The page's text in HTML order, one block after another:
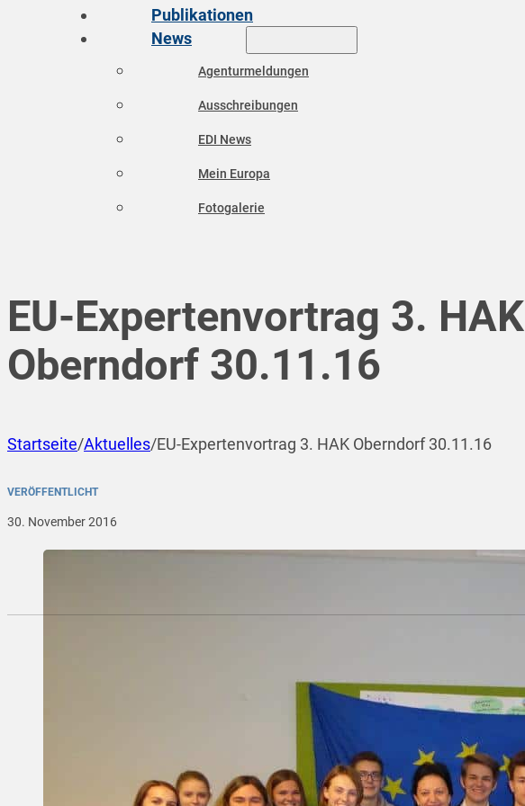
Publikationen
News
Agenturmeldungen
Ausschreibungen
EDI News
Mein Europa
Fotogalerie
EU-Expertenvortrag 3. HAK
Oberndorf 30.11.16
Startseite/Aktuelles/EU-Expertenvortrag 3. HAK Oberndorf 30.11.16
VERÖFFENTLICHT
30. November 2016